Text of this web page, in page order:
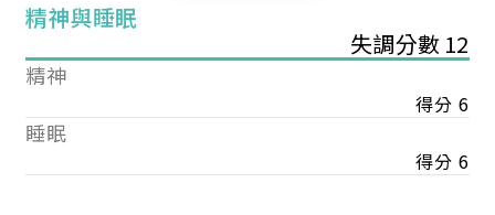
精神與睡眠
失調分數 12
精神
得分 6
睡眠
得分 6